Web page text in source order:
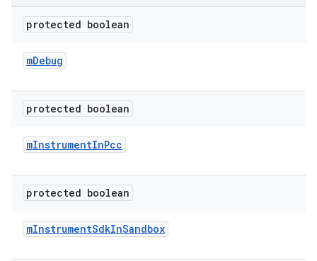
protected boolean
mDebug
protected boolean
mInstrumentInPcc
protected boolean
mInstrumentSdkInSandbox